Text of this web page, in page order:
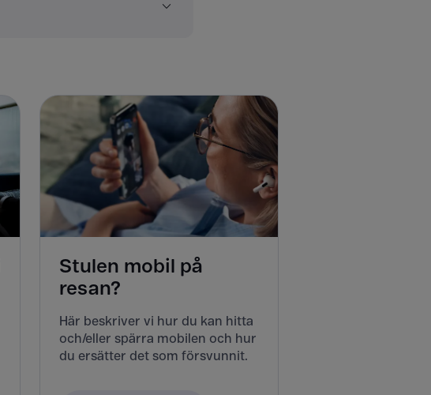
Stulen mobil på
resan?
Här beskriver vi hur du kan hitta
och/eller spärra mobilen och hur
du ersätter det som försvunnit.